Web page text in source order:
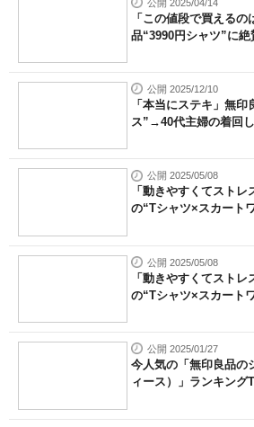
公開 2025/04/14
「この値段で買える
品“3990円シャツ”に
公開 2025/12/10
「本当にステキ」無
ス”→40代主婦の着回
公開 2025/05/08
「動きやすくてスト
の“Tシャツ×スカート
公開 2025/05/08
「動きやすくてスト
の“Tシャツ×スカート
公開 2025/01/27
今人気の「無印良品の
ィース）」ランキン